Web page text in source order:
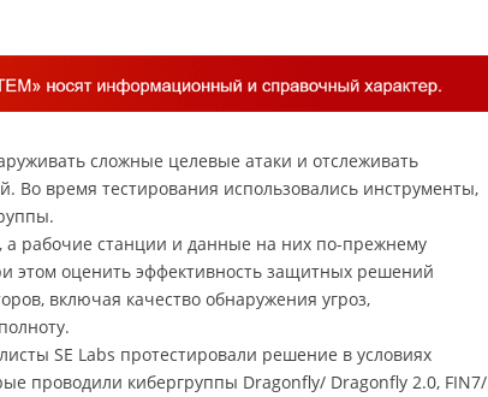
сложные целевые атаки и отслеживать
Во время тестирования использовались инструменты,
рабочие станции и данные на них по-прежнему
этом оценить эффективность защитных решений
включая качество обнаружения угроз,
SE Labs протестировали решение в условиях
проводили кибергруппы Dragonfly/ Dragonfly 2.0, FIN7/